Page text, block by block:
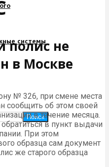
системы
Поиск
полис не
в Москве
№ 326, при смене места
сообщить об этом своей
в течение месяца.
в пункт выдачи
При этом
образца сам документ
же старого образца